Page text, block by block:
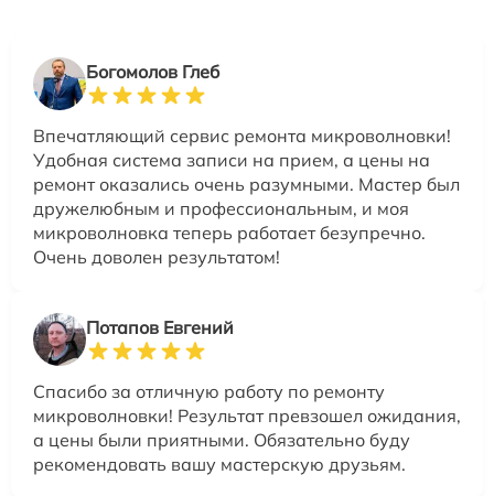
Богомолов Глеб
Впечатляющий сервис ремонта микроволновки!
Удобная система записи на прием, а цены на
ремонт оказались очень разумными. Мастер был
дружелюбным и профессиональным, и моя
микроволновка теперь работает безупречно.
Очень доволен результатом!
Потапов Евгений
Спасибо за отличную работу по ремонту
микроволновки! Результат превзошел ожидания,
а цены были приятными. Обязательно буду
рекомендовать вашу мастерскую друзьям.